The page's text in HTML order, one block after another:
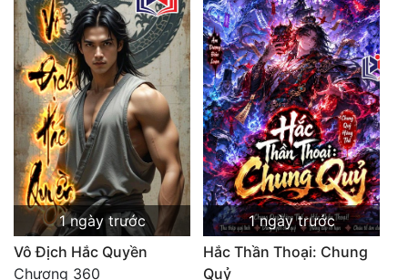
1 ngày trước
Vô Địch Hắc Quyền
Chương 360
1 ngày trước
Hắc Thần Thoại: Chung
Quỷ